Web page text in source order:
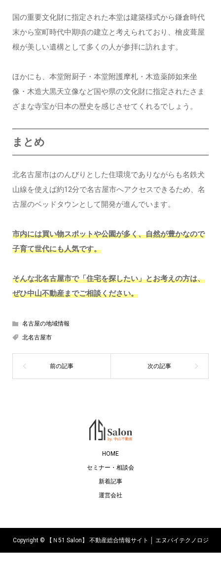
国の重要文化財に指定された本堂は建築様式から鎌倉時代
末から室町時代中期頃の建立と考えられており、檜皮葺屋
根が美しい遺構として多くの人が参拝に訪れます。
ほかにも、本堂附厨子・本堂附護摩札・木造薬師如来坐
像・木造大黒天立像など国や県の文化財に指定されたさま
ざまな寺宝が日本の歴史を感じさせてくれるでしょう。
まとめ
北名古屋市はのんびりとした住環境でありながらも名鉄犬
山線を使えば約12分で名古屋市へアクセスできるため、名
古屋のベッドタウンとして開発が進んでいます。
市内には買い物スポットや公園が多く、自然が豊かなので
子育て世代にも人気です。
そんな北名古屋市で「住宅を探したい」とお考えの方は、
ぜひ中山不動産までご相談ください。
名古屋の地域情報
北名古屋市
HOME
セミナー・相談会
新着記事
運営会社
Copyright © 【Ｎ51 Salon】 不動産総合情報サイト │ エヌバイテクノロジ